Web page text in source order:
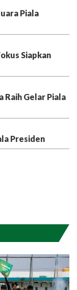
Piala
Siapkan
Raih Gelar Piala
Presiden